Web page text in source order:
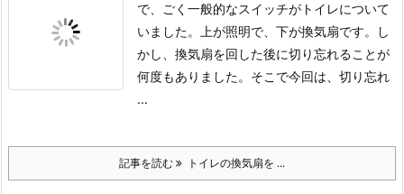
で、ごく一般的なスイッチがトイレについて
いました。
上が照明で、下が換気扇です。
し
かし、換気扇を回した後に切り忘れることが
何度もありました。 そこで今回は、切り忘れ
...
記事を読む トイレの換気扇を ...